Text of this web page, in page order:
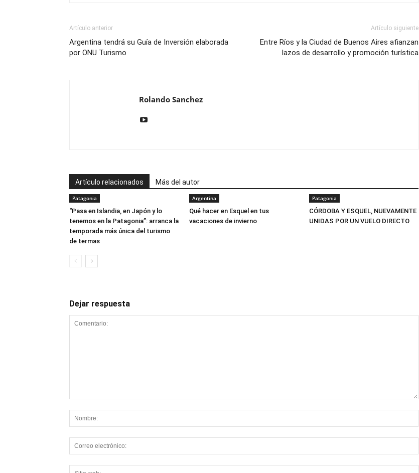
Artículo anterior
Argentina tendrá su Guía de Inversión elaborada
por ONU Turismo
Artículo siguiente
Entre Ríos y la Ciudad de Buenos Aires afianzan
lazos de desarrollo y promoción turística
Rolando Sanchez
Artículo relacionados Más del autor
Patagonia
“Pasa en Islandia, en Japón y lo
tenemos en la Patagonia”: arranca la
temporada más única del turismo
de termas
Argentina
Qué hacer en Esquel en tus
vacaciones de invierno
Patagonia
CÓRDOBA Y ESQUEL, NUEVAMENTE
UNIDAS POR UN VUELO DIRECTO
Dejar respuesta